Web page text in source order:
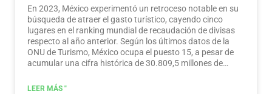
En 2023, México experimentó un retroceso notable en su
búsqueda de atraer el gasto turístico, cayendo cinco
lugares en el ranking mundial de recaudación de divisas
respecto al año anterior. Según los últimos datos de la
ONU de Turismo, México ocupa el puesto 15, a pesar de
acumular una cifra histórica de 30.809,5 millones de
LEER MÁS "